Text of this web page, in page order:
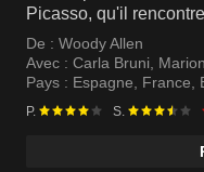
Picasso, qu'il
De : Woody Allen
Avec : Carla Bruni
Pays : Espagne France
P. S.